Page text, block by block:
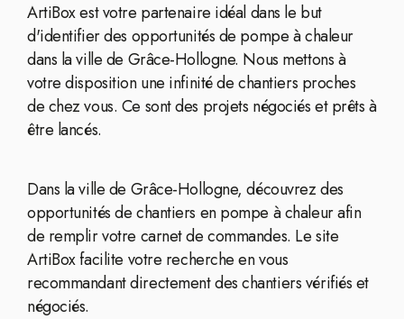
ArtiBox est votre partenaire idéal dans le but
d'identifier des opportunités de pompe à chaleur
dans la ville de Grâce-Hollogne. Nous mettons à
votre disposition une infinité de chantiers proches
de chez vous. Ce sont des projets négociés et prêts à
être lancés.
Dans la ville de Grâce-Hollogne, découvrez des
opportunités de chantiers en pompe à chaleur afin
de remplir votre carnet de commandes. Le site
ArtiBox facilite votre recherche en vous
recommandant directement des chantiers vérifiés et
négociés.